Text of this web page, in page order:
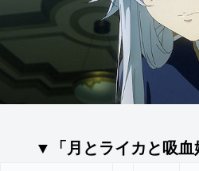
▼「月とライカと吸